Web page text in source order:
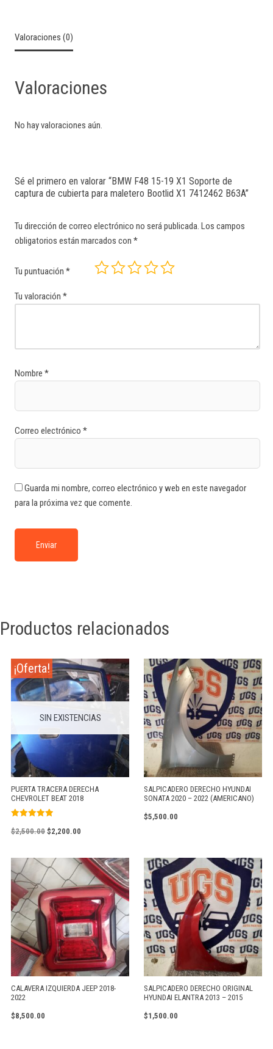
Valoraciones (0)
Valoraciones
No hay valoraciones aún.
Sé el primero en valorar “BMW F48 15-19 X1 Soporte de
captura de cubierta para maletero Bootlid X1 7412462 B63A”
Tu dirección de correo electrónico no será publicada. Los campos
obligatorios están marcados con *
Tu puntuación *
Tu valoración *
Nombre *
Correo electrónico *
Guarda mi nombre, correo electrónico y web en este navegador
para la próxima vez que comente.
Productos relacionados
¡Oferta!
SIN EXISTENCIAS
PUERTA TRACERA DERECHA
CHEVROLET BEAT 2018
con
$2,500.00 $2,200.00
SALPICADERO DERECHO HYUNDAI
SONATA 2020 – 2022 (AMERICANO)
$5,500.00
CALAVERA IZQUIERDA JEEP 2018-
2022
$8,500.00
SALPICADERO DERECHO ORIGINAL
HYUNDAI ELANTRA 2013 – 2015
$1,500.00